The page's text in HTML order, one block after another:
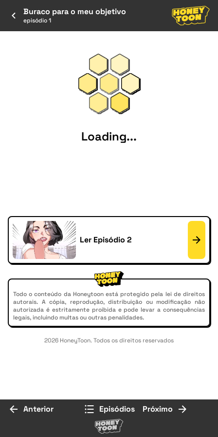
Buraco para o meu objetivo
episódio 1
Loading...
Ler Episódio 2
Todo o conteúdo da Honeytoon está protegido pela lei de direitos
autorais. A cópia, reprodução, distribuição ou modificação não
autorizada é estritamente proibida e pode levar a consequências
legais, incluindo multas ou outras penalidades.
2026 HoneyToon. Todos os direitos reservados
Anterior Episódios Próximo